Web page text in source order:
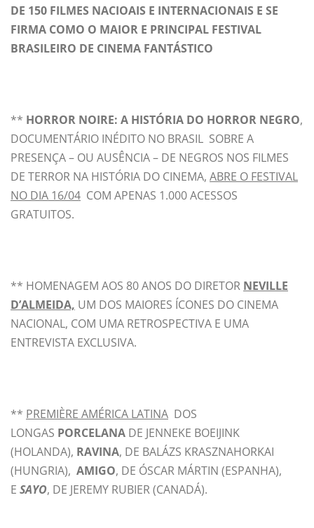
DE 150 FILMES NACIOAIS E INTERNACIONAIS E SE
FIRMA COMO O MAIOR E PRINCIPAL FESTIVAL
BRASILEIRO DE CINEMA FANTÁSTICO
** HORROR NOIRE: A HISTÓRIA DO HORROR NEGRO,
DOCUMENTÁRIO INÉDITO NO BRASIL SOBRE A
PRESENÇA – OU AUSÊNCIA – DE NEGROS NOS FILMES
DE TERROR NA HISTÓRIA DO CINEMA, ABRE O FESTIVAL
NO DIA 16/04 COM APENAS 1.000 ACESSOS
GRATUITOS.
** HOMENAGEM AOS 80 ANOS DO DIRETOR NEVILLE
D’ALMEIDA, UM DOS MAIORES ÍCONES DO CINEMA
NACIONAL, COM UMA RETROSPECTIVA E UMA
ENTREVISTA EXCLUSIVA.
** PREMIÈRE AMÉRICA LATINA DOS
LONGAS PORCELANA DE JENNEKE BOEIJINK
(HOLANDA), RAVINA, DE BALÁZS KRASZNAHORKAI
(HUNGRIA), AMIGO, DE ÓSCAR MÁRTIN (ESPANHA),
E SAYO, DE JEREMY RUBIER (CANADÁ).